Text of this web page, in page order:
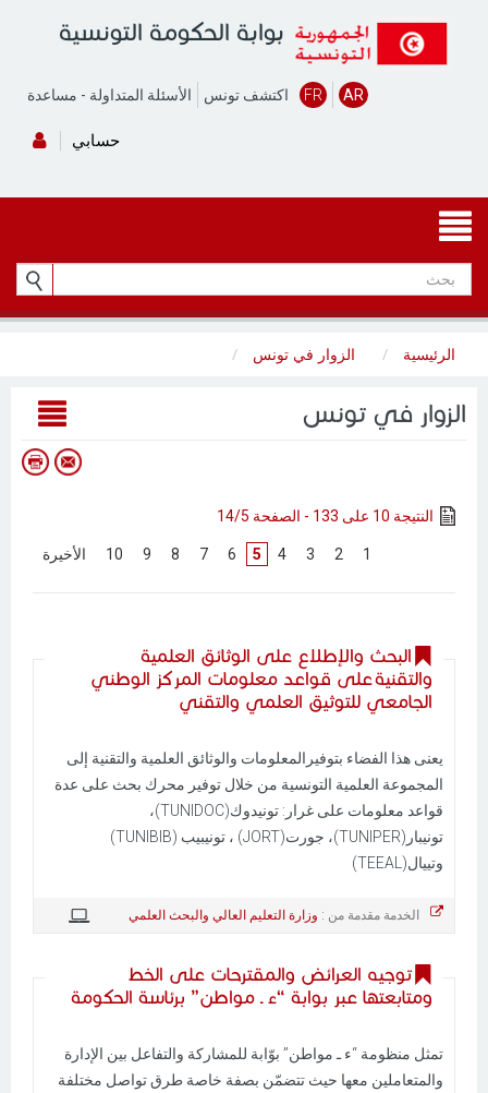
بوابة الحكومة التونسية
الأسئلة المتداولة - مساعدة اكتشف تونس FR AR
حسابي
الرئيسية الزوار في تونس
الزوار في تونس
النتيجة 10 على 133 - الصفحة 14/5
1
2
3
4
5
6
7
8
9
10 الأخيرة
البحث والإطلاع على الوثائق العلمية
والتقنية على قواعد معلومات المركز الوطني
الجامعي للتوثيق العلمي والتقني
يعنى هذا الفضاء بتوفيرالمعلومات والوثائق العلمية والتقنية إلى
المجموعة العلمية التونسية من خلال توفير محرك بحث على عدة
قواعد معلومات على غرار: تونيدوك(TUNIDOC)،
تونيبار(TUNIPER)، جورت(JORT) ، تونيبيب (TUNIBIB)
وتييال(TEEAL)
الخدمة مقدمة من : وزارة التعليم العالي والبحث العلمي
توجيه العرائض والمقترحات على الخط
ومتابعتها عبر بوابة “ء ـ مواطن” برئاسة الحكومة
تمثل منظومة “ء ـ مواطن” بوّابة للمشاركة والتفاعل بين الإدارة
والمتعاملين معها حيث تتضمّن بصفة خاصة طرق تواصل مختلفة